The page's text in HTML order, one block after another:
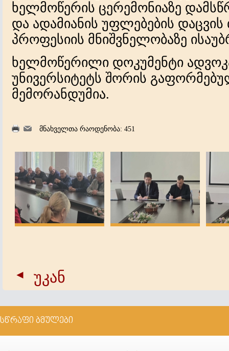
ხელმოწერის ცერემონიაზე
და ადამიანის უფლებების
პროფესიის მნიშვნელობაზე
ხელმოწერილი დოკუმენტი
უნივერსიტეტს შორის
მემორანდუმია.
მნახველთა რაოდენობა: 451
უკან
სწრაფი ბმულები